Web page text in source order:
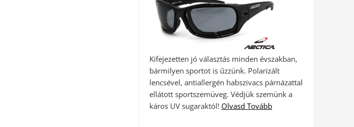
Kifejezetten jó választás minden évszakban,
bármilyen sportot is űzzünk. Polarizált
lencsével, antiallergén habszivacs párnázattal
ellátott sportszemüveg. Védjük szemünk a
káros UV sugaraktól! Olvasd Tovább